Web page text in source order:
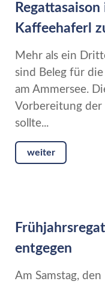
Kaffeehaferl
Mehr als ein
sind Beleg für
am Ammersee.
Vorbereitung der
sollte...
weiter
entgegen
Am Samstag,